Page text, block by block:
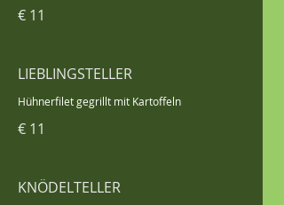
€ 11
LIEBLINGSTELLER
Hühnerfilet gegrillt mit Kartoffeln
€ 11
KNÖDELTELLER